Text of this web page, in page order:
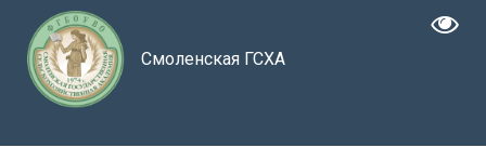
Смоленская ГСХА